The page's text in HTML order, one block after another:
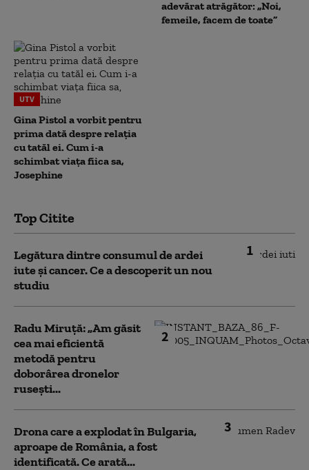
adevărat atrăgător: „Noi,
femeile, facem de toate”
UTV
Gina Pistol a vorbit pentru
prima dată despre relația
cu tatăl ei. Cum i-a
schimbat viața fiica sa,
Josephine
Top Citite
1
Legătura dintre consumul de ardei
iute și cancer. Ce a descoperit un nou
studiu
2
Radu Miruță: „Am găsit
cea mai eficientă
metodă pentru
doborârea dronelor
rusești...
3
Drona care a explodat în Bulgaria,
aproape de România, a fost
identificată. Ce arată...